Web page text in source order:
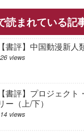
読まれている記
【書評】中国動漫新人
26 views
【書評】プロジェクト
ー（上/下）
14 views